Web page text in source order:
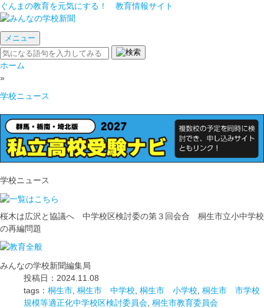
ぐんまの教育を元気にする！ 教育情報サイト
メニュー
ホーム
»
学校ニュース
学校ニュース
桜木は広沢と協議へ 中学校区検討委の第３回会合 桐生市立小中学校
の再編問題
みんなの学校新聞編集局
投稿日：2024.11.08
tags： 桐生市 桐生市 中学校 桐生市 小学校 桐生市 市学校
規模等適正化中学校区検討委員会 桐生市教育委員会